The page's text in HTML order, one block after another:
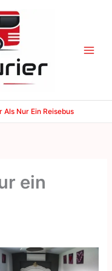
Als Nur Ein Reisebus
ein